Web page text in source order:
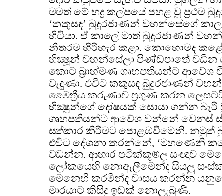
මමත් මේ භද්‍ර කල්පයේ පහළ වූ ප්‍රථම
‘කකුසඳ’ බුදුරජාණන් වහන්සේගේ
හිටියා. ඒ කාලේ මාත් බුදුරජාණන්
නිතරම හිරිහැර කළා. කොහොමද
භික්‍ෂූන් වහන්සේලා පිණ්ඩපාතේ වඩින
කොට බ්‍රාහ්මණ ගෘහපතියන්ට ආවේශ
වැදුණා. එවිට කකුසඳ බුදුරජාණන්
මෛත්‍රීය කරුණාව ප්‍රගුණ කරන
භික්‍ෂූන්ගේ දෝෂයක් සොයා ගන්න බැරි
ගෘහපතියන්ට ආවේශ වන්නේ වෙනස්
සත්කාර කිරීමට පොළඹවීමෙනි. නමුත්
එවිට දේශනා කරන්නේ, ‘මහණෙනි
වඩන්න. ආහාර පටික්කූ®ල සංඥාව
ලෝකයෙහි නොඇලීමෙන්ද සියලු
මෙනෙහි කරමින්ද වාසය කරන්න
මාරයාට කිසිදු ඉඩක් නොලැබුණි.